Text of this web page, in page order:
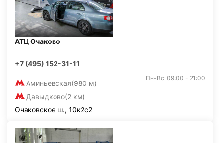
АТЦ Очаково
+7 (495) 152-31-11
Аминьевская(980 м)
Давыдково(2 км)
Пн-Вс: 09:00 - 21:00
Очаковское ш., 10к2с2